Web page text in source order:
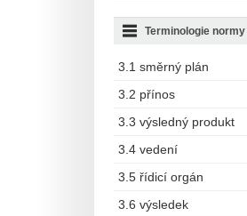
3.1 směrný plán
3.2 přínos
3.3 výsledný produkt
3.4 vedení
3.5 řídicí orgán
3.6 výsledek
Terminologie normy